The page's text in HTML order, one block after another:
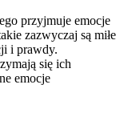
przyjmuje emocje
zazwyczaj są miłe
i prawdy.
się ich
emocje